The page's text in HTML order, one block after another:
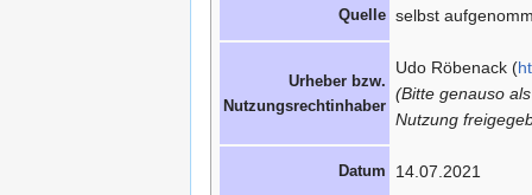
Quelle selbst
Urheber bzw.
Nutzungsrechtinhaber
Udo Röbenack (
(Bitte genauso
Nutzung
Datum 14.07.2021